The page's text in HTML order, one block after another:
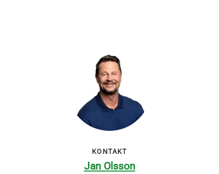
KONTAKT
Jan Olsson